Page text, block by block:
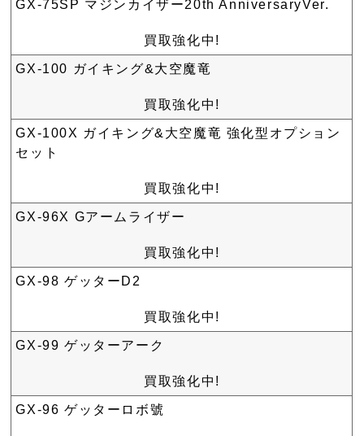
GX-75SP マジンカイザー20th AnniversaryVer.
買取強化中!
GX-100 ガイキング&大空魔竜
買取強化中!
GX-100X ガイキング&大空魔竜 強化型オプション
セット
買取強化中!
GX-96X Gアームライザー
買取強化中!
GX-98 ゲッターD2
買取強化中!
GX-99 ゲッターアーク
買取強化中!
GX-96 ゲッターロボ號